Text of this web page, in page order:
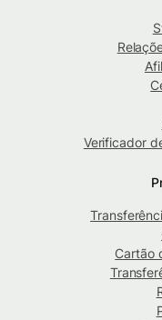
Verificador
Cartão